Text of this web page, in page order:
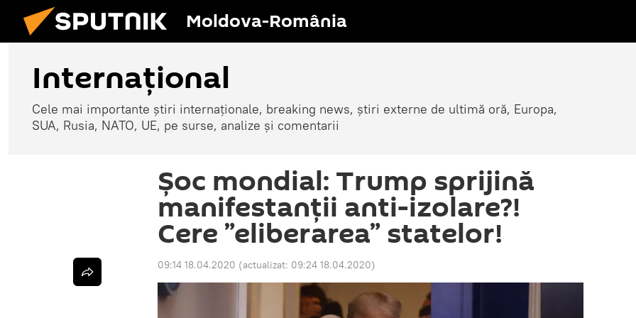
Moldova-România
Internaţional
Cele mai importante știri internaționale, breaking news, știri externe de ultimă oră, Europa,
SUA, Rusia, NATO, UE, pe surse, analize și comentarii
Șoc mondial: Trump sprijină
manifestanții anti-izolare?!
Cere ”eliberarea” statelor!
09:14 18.04.2020 (actualizat: 09:24 18.04.2020)